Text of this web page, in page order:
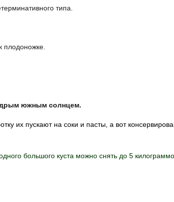
типа.
плодоножке.
южным солнцем.
их пускают на соки и пасты, а вот
большого куста можно снять до 5